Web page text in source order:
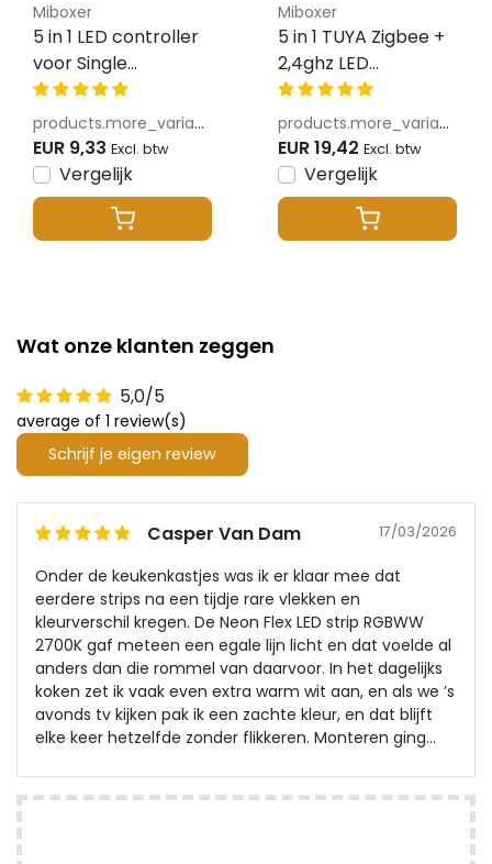
Miboxer
5 in 1 LED controller
voor Single
Color/Dual
White/RGB/RGBW/RGBWW/RGBCCT
LED strips 12-24v -
SR5
products.more_variants_available
EUR 9,33 Excl. btw
Vergelijk
Miboxer
5 in 1 TUYA Zigbee +
2,4ghz LED
controller - voor
Single Color/Dual
White/RGB/RGBW/
LED strips 12-24v -
SZ5
products.more_variants_available
EUR 19,42 Excl. btw
Vergelijk
Wat onze klanten zeggen
5,0/5
average of 1 review(s)
Schrijf je eigen review
Casper Van Dam 17/03/2026
Onder de keukenkastjes was ik er klaar mee dat
eerdere strips na een tijdje rare vlekken en
kleurverschil kregen. De Neon Flex LED strip RGBWW
2700K gaf meteen een egale lijn licht en dat voelde al
anders dan die rommel van daarvoor. In het dagelijks
koken zet ik vaak even extra warm wit aan, en als we ’s
avonds tv kijken pak ik een zachte kleur, en dat blijft
elke keer hetzelfde zonder flikkeren. Monteren ging
ook bij stoom en spatjes nog steeds rustig te branden.
Ik merk vooral dat ik het licht niet meer “check”,